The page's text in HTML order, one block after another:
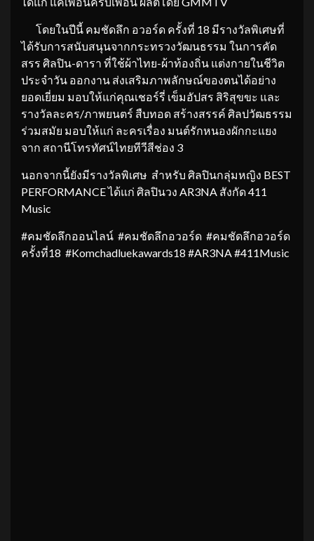
โดยในปีนี้ คมชัดลึก อวอร์ด ครั้งที่ 18 มีรางวัลพิเศษที่
ได้รับการสนับสนุนจากกระทรวงวัฒนธรรม ในการคัด
สรร ศิลปิน-ดารา ที่ใช้ผ้าไทย-ผ้าท้องถิ่น แต่งกายในชีวิต
ประจำวัน ออกงาน ส่งเสริมภาพลักษณ์ของตนได้อย่าง
ยอดเยี่ยม มอบให้แก่คุณเชอร์รี่ เข็มอัปสร สิริสุขขะ และ
รางวัลละคร/ภาพยนตร์ สืบทอด สร้างสรรค์ ศิลปวัฒธรรม
ร่วมสมัย มอบให้แก่ ละครเรื่อง มนต์รักหนองผักกะแยง
จาก สถานีโทรทัศน์ไทยทีวีสีช่อง 3
นอกจากนี้ยังมีรางวัลพิเศษ สำหรับ ศิลปินกลุ่มหญิง BEST
PERFORMANCE ได้แก่ ศิลปินวง AR3NA สังกัด 411
Music
#คมชัดลึกออนไลน์ #คมชัดลึกอวอร์ด #คมชัดลึกอวอร์ด
ครั้งที่18 #Komchadluekawards18 #AR3NA #411Music